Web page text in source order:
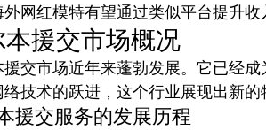
外网红模特有望通过类似平台提升收
援交市场概况
援交市场近年来蓬勃发展。它已经
络技术的跃进，这个行业展现出新
援交服务的发展历程